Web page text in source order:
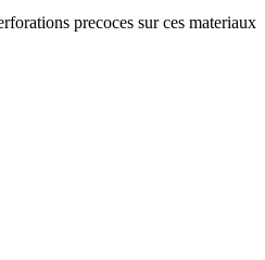
precoces sur ces materiaux